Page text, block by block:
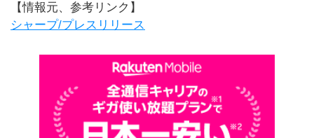
【情報元、参考リンク】
シャープ/プレスリリース